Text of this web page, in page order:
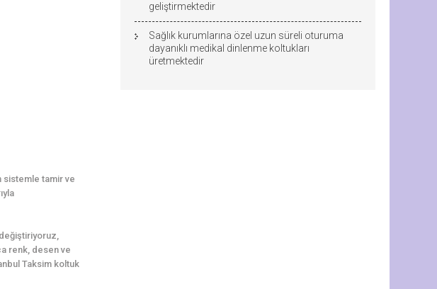
sistemle tamir ve
renk, desen ve
Taksim koltuk
geliştirmektedir
Sağlık kurumlarına özel uzun süreli oturuma
dayanıklı medikal dinlenme koltukları
üretmektedir